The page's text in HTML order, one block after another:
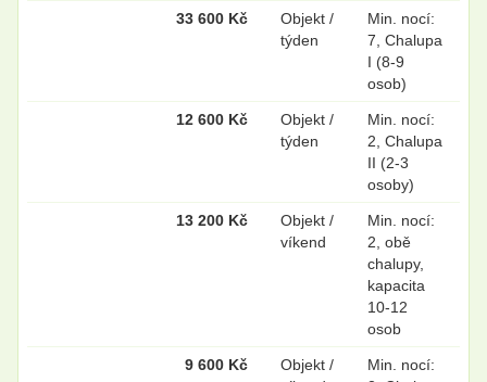
33 600 Kč
Objekt /
týden
Min. nocí:
7, Chalupa
I (8-9
osob)
12 600 Kč
Objekt /
týden
Min. nocí:
2, Chalupa
II (2-3
osoby)
13 200 Kč
Objekt /
víkend
Min. nocí:
2, obě
chalupy,
kapacita
10-12
osob
9 600 Kč
Objekt /
Min. nocí: